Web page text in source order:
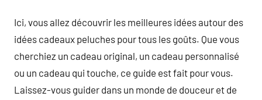
Ici, vous allez découvrir les meilleures idées autour des
idées cadeaux peluches pour tous les goûts. Que vous
cherchiez un cadeau original, un cadeau personnalisé
ou un cadeau qui touche, ce guide est fait pour vous.
Laissez-vous guider dans un monde de douceur et de